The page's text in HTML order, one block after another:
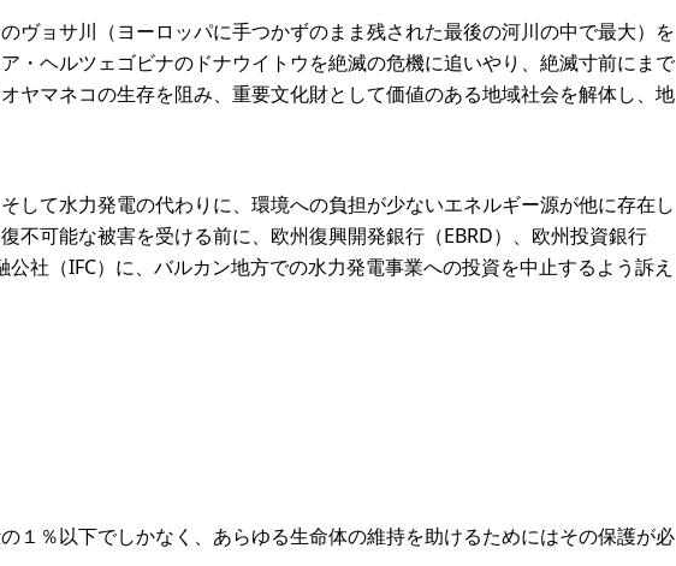
ヴョサ川（ヨーロッパに手つかずのまま残された最後の河川の中で最大）を
・ヘルツェゴビナのドナウイトウを絶滅の危機に追いやり、絶滅寸前にまで
ヤマネコの生存を阻み、重要文化財として価値のある地域社会を解体し、地
して水力発電の代わりに、環境への負担が少ないエネルギー源が他に存在し
不可能な被害を受ける前に、欧州復興開発銀行（EBRD）、欧州投資銀行
公社（IFC）に、バルカン地方での水力発電事業への投資を中止するよう訴え
１％以下でしかなく、あらゆる生命体の維持を助けるためにはその保護が必